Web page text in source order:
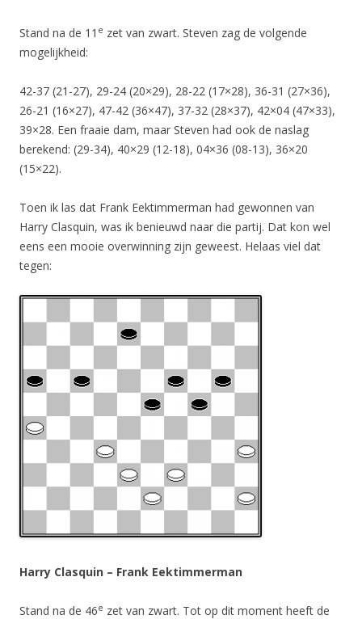
Stand na de 11 e zet van zwart. Steven zag de volgende
mogelijkheid:
42-37 (21-27), 29-24 (20×29), 28-22 (17×28), 36-31 (27×36),
26-21 (16×27), 47-42 (36×47), 37-32 (28×37), 42×04 (47×33),
39×28. Een fraaie dam, maar Steven had ook de naslag
berekend: (29-34), 40×29 (12-18), 04×36 (08-13), 36×20
(15×22).
Toen ik las dat Frank Eektimmerman had gewonnen van
Harry Clasquin, was ik benieuwd naar die partij. Dat kon wel
eens een mooie overwinning zijn geweest. Helaas viel dat
tegen:
Harry Clasquin – Frank Eektimmerman
Stand na de 46e zet van zwart. Tot op dit moment heeft de